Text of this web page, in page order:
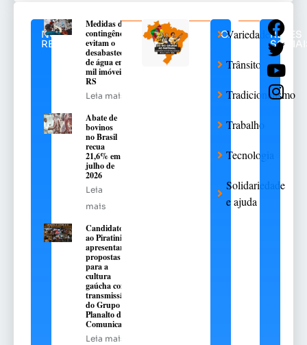
NOTÍCIAS
RELACIONADAS
Medidas de
contingência
evitam o
desabastecimento
de água em 376
mil imóveis no
RS
Leia mais
Abate de
bovinos
no Brasil
recua
21,6% em
julho de
2026
Leia
mais
Candidatos
ao Piratini
apresentarão
propostas
para a
cultura
gaúcha com
transmissão
do Grupo
Planalto de
Comunicação
Leia mais
CATEGORIAS
Variedades
Trânsito
Tradicionalismo
Trabalho
Tecnologia
Solidariedade
e ajuda
REDES